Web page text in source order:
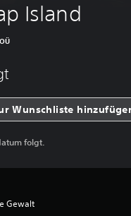
Island
Wunschliste
folgt.
Gewalt